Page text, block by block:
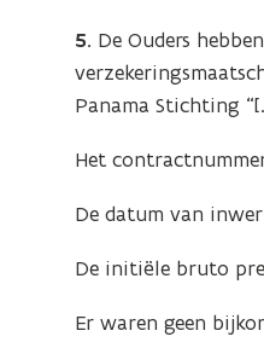
5. De Ouders
Panama Stichting
Het
De datum van
De initiële bruto
Er waren geen